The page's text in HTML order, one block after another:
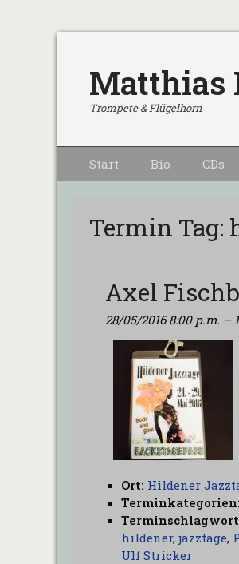
Matthias
Trompete & Flügelhorn
Primärmenu
zum
Start Bio CDs
Termin Tag:
Axel
28/05/2016 8:00 p.m. –
Ort: Hildener
Terminkategorien:
hildener, jazztage,
Ulf Stricker